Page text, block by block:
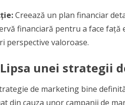
Creează un plan financiar
financiară pentru a face
perspective valoroase.
Lipsa unei strategii
de marketing bine
din cauza unor campanii de